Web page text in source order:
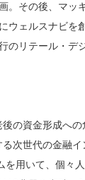
。その後、マッ
ェルスナビを創
のリテール・デ
の資金形成へ
次世代の金融イ
用いて、個々